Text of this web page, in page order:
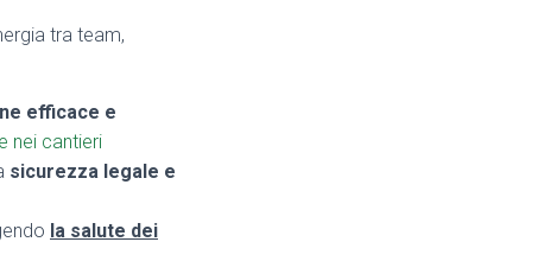
tra team,
efficace e
nei cantieri
sicurezza legale e
la salute dei